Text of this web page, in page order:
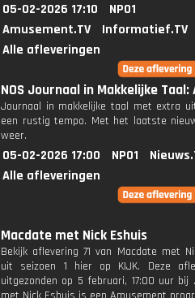
05-02-2026 17:10
NPO1
Amusement.TV
Informatief.TV
Alle afleveringen
NOS Journaal in Makkelijke
Journaal in makkelijke taal met extra
een rustig tempo. Met het laatste
weer.
05-02-2026 17:00 NPO1
Alle afleveringen
Macdate met Nick Eshuis
Bekijk aflevering 71 van Macdate met
uit seizoen 1 hier op KIJK. Deze
uitgezonden op 5 februari, 17:00 uur bij